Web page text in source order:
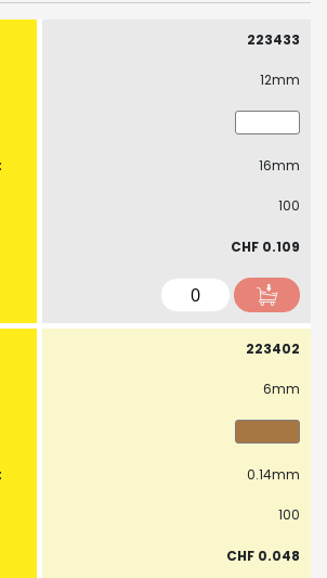
223433
12mm
16mm
100
CHF 0.109
223402
6mm
0.14mm
100
CHF 0.048